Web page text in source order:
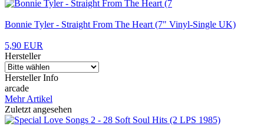
Bonnie Tyler - Straight From The Heart (7" Vinyl-Single UK)
5,90 EUR
Hersteller
Hersteller Info
arcade
Mehr Artikel
Zuletzt angesehen